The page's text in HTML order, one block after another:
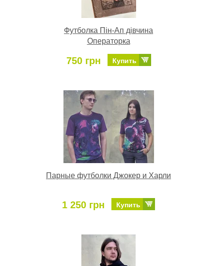
Футболка Пін-Ап дівчина
Операторка
750 грн Купить
Парные футболки Джокер и Харли
1 250 грн Купить